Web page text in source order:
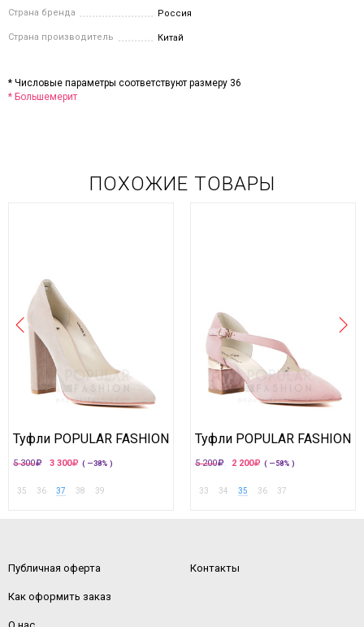
Страна бренда Россия
Страна производитель Китай
* Числовые параметры соответствуют размеру 36
* Большемерит
ПОХОЖИЕ ТОВАРЫ
Туфли POPULAR FASHION
5 300 3 300 ( —38% )
35 36 37 38 39
Туфли POPULAR FASHION
5 200 2 200 ( —58% )
33 34 35 36 37
Публичная оферта
Как оформить заказ
Контакты